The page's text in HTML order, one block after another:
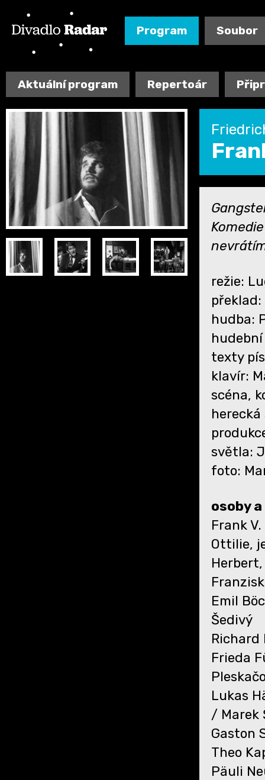
Program Soubor
Aktuální program Repertoár
režie:
hudba:
texty
klavír:
scéna,
herecká
světla:
foto:
osoby
Frank
Ottilie,
Emil
Šedivý
Richard
Frieda
Lukas
/ Marek
Gaston
Theo
Päuli